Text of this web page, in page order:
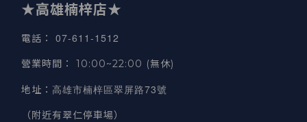
★高雄楠梓店★
電話 ： 07-611-1512
營業時間 ： 10:00~22:00 (無休)
地址 ： 高雄市楠梓區翠屏路73號
（附近有翠仁停車場）